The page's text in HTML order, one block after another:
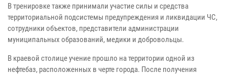
В тренировке также принимали участие силы и средства
территориальной подсистемы предупреждения и ликвидации ЧС,
сотрудники объектов, представители администрации
муниципальных образований, медики и добровольцы.
В краевой столице учение прошло на территории одной из
нефтебаз, расположенных в черте города. После получения